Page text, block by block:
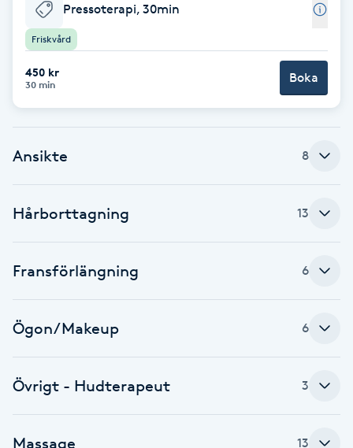
Blowout
Bottenfärg
Brynformning
Brynplockning
C
Celluliter
Coachning
Pressoterapi, 30min
Friskvård
450 kr
30 min Boka
Ansikte 8
Hårborttagning 13
Fransförlängning 6
Ögon/Makeup 6
Övrigt - Hudterapeut 3
Massage 13